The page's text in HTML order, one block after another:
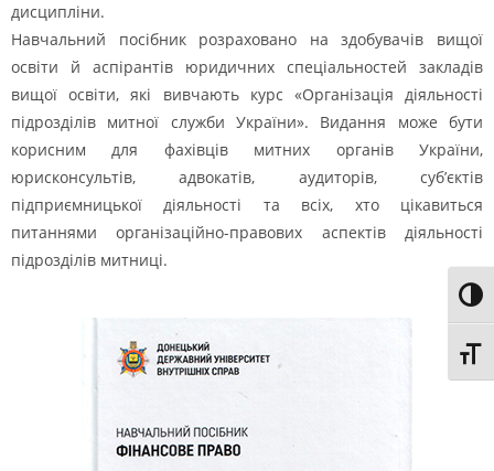
дисципліни.
Навчальний посібник розраховано на здобувачів вищої
освіти й аспірантів юридичних спеціальностей закладів
вищої освіти, які вивчають курс «Організація діяльності
підрозділів митної служби України». Видання може бути
корисним для фахівців митних органів України,
юрисконсультів, адвокатів, аудиторів, суб’єктів
підприємницької діяльності та всіх, хто цікавиться
питаннями організаційно-правових аспектів діяльності
підрозділів митниці.